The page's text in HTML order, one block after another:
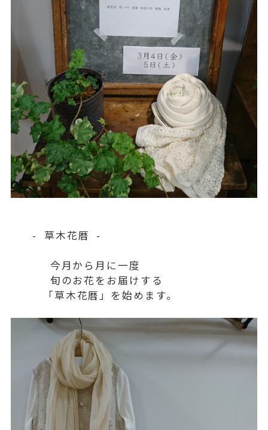
- 草木花暦 -
今月から月に一度
旬のお花をお届けする
「草木花暦」を始めます。